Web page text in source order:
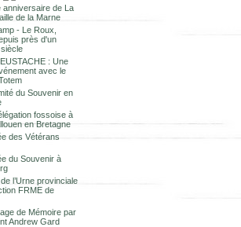
anniversaire de La
de la Marne
- Le Roux,
près d'un
: Une
avec le
du Souvenir en
fossoise à
en Bretagne
des Vétérans
du Souvenir à
l’Urne provinciale
FRME de
de Mémoire par
Andrew Gard